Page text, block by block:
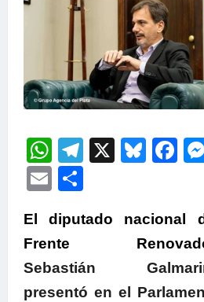
WhatsApp
Telegram
X
Email
El diputado nacional
Frente
Sebastián
presentó en el